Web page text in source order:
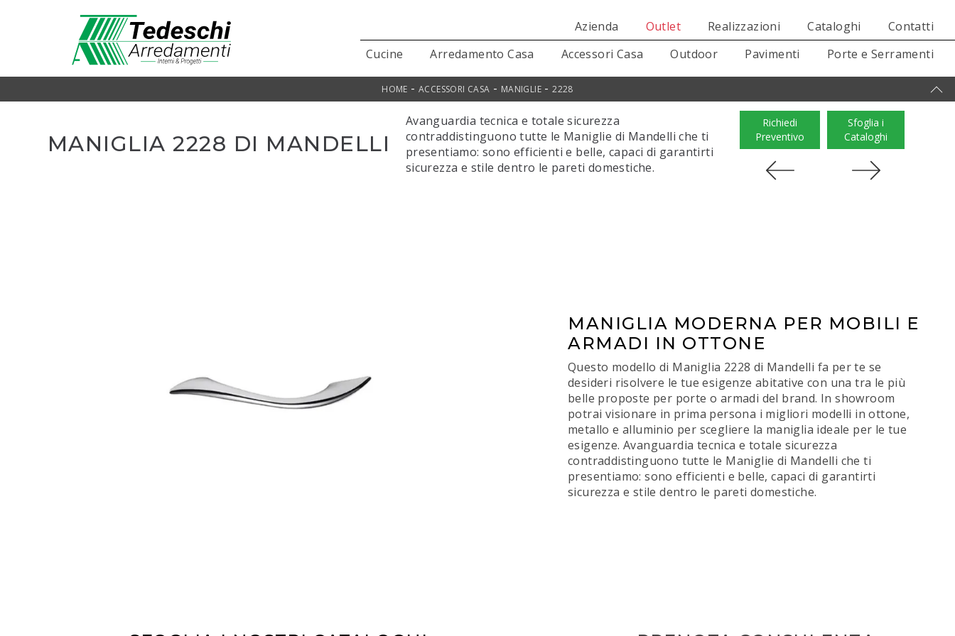
Azienda Outlet Realizzazioni Cataloghi
Contatti
Cucine
Arredamento Casa Accessori Casa Outdoor Pavimenti Porte e Serramenti
HOME - ACCESSORI CASA - MANIGLIE -2228
MANIGLIA 2228 DI MANDELLI
Avanguardia tecnica e totale sicurezza
contraddistinguono tutte le Maniglie di Mandelli che ti
presentiamo: sono efficienti e belle, capaci di garantirti
sicurezza e stile dentro le pareti domestiche.
Richiedi
Preventivo
Sfoglia i
Cataloghi
MANIGLIA MODERNA PER MOBILI E
ARMADI IN OTTONE
Questo modello di Maniglia 2228 di Mandelli fa per te se
desideri risolvere le tue esigenze abitative con una tra le più
belle proposte per porte o armadi del brand. In showroom
potrai visionare in prima persona i migliori modelli in ottone,
metallo e alluminio per scegliere la maniglia ideale per le tue
esigenze. Avanguardia tecnica e totale sicurezza
contraddistinguono tutte le Maniglie di Mandelli che ti
presentiamo: sono efficienti e belle, capaci di garantirti
sicurezza e stile dentro le pareti domestiche.